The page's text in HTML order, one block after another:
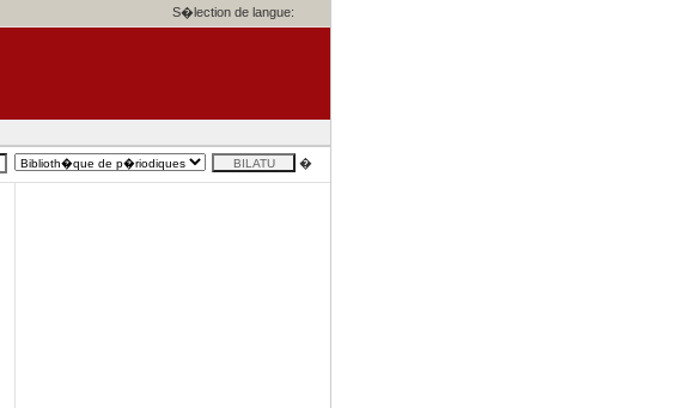
S�lection de langue:
�